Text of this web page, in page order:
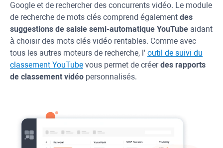
Google et de rechercher des concurrents vidéo. Le module
de recherche de mots clés comprend également des
suggestions de saisie semi-automatique YouTube aidant
à choisir des mots clés vidéo rentables. Comme avec
tous les autres moteurs de recherche, l' outil de suivi du
classement YouTube vous permet de créerdes rapports
de classement vidéo personnalisés.